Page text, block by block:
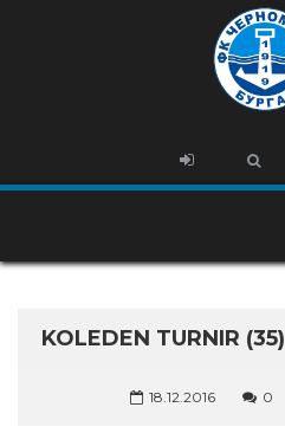
KOLEDEN TURNIR (35)
18.12.2016 0